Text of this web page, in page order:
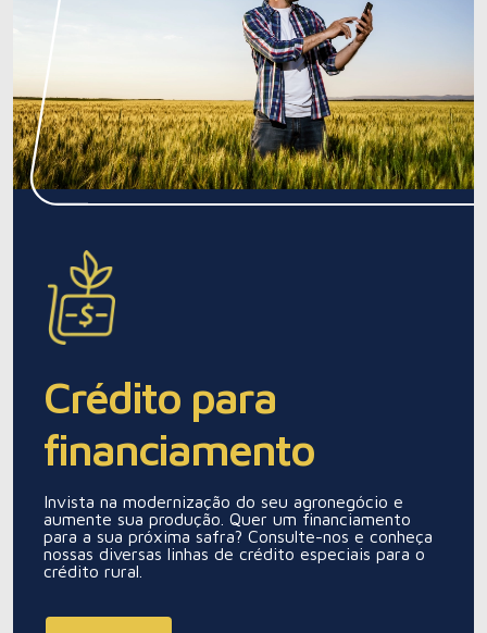
Crédito para
financiamento
Invista na modernização do seu agronegócio e
aumente sua produção. Quer um financiamento
para a sua próxima safra? Consulte-nos e conheça
nossas diversas linhas de crédito especiais para o
crédito rural.